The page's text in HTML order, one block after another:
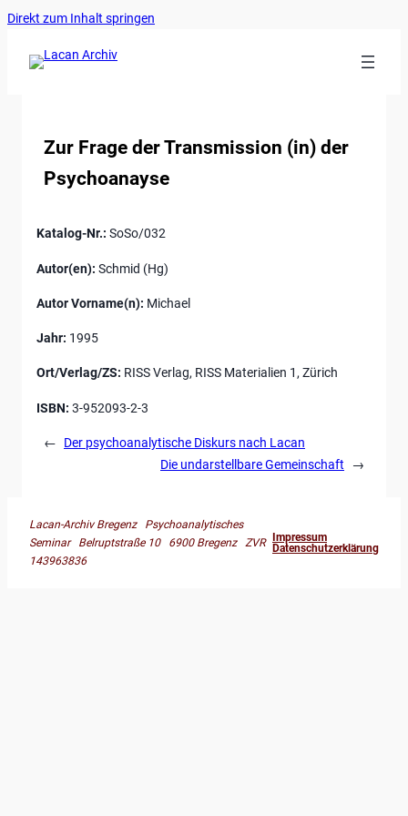
Direkt zum Inhalt springen
Zur Frage der Transmission (in) der
Psychoanayse
Katalog-Nr.: SoSo/032
Autor(en): Schmid (Hg)
Autor Vorname(n): Michael
Jahr: 1995
Ort/Verlag/ZS: RISS Verlag, RISS Materialien 1, Zürich
ISBN: 3-952093-2-3
←
Der psychoanalytische Diskurs nach Lacan
Die undarstellbare Gemeinschaft
→
Lacan-Archiv Bregenz Psychoanalytisches
Seminar Belruptstraße 10 6900 Bregenz ZVR
143963836
Impressum
Datenschutzerklärung